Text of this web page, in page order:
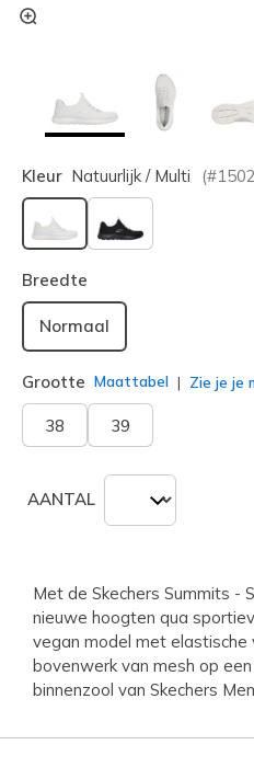
Kleur Natuurlijk / Multi (#
geselecteerd
Breedte
Normaal
Grootte Maattabel Zie je je
38 39
AANTAL
Met de Skechers Summits -
nieuwe hoogten qua
vegan model met
bovenwerk van mesh op
binnenzool van Skechers